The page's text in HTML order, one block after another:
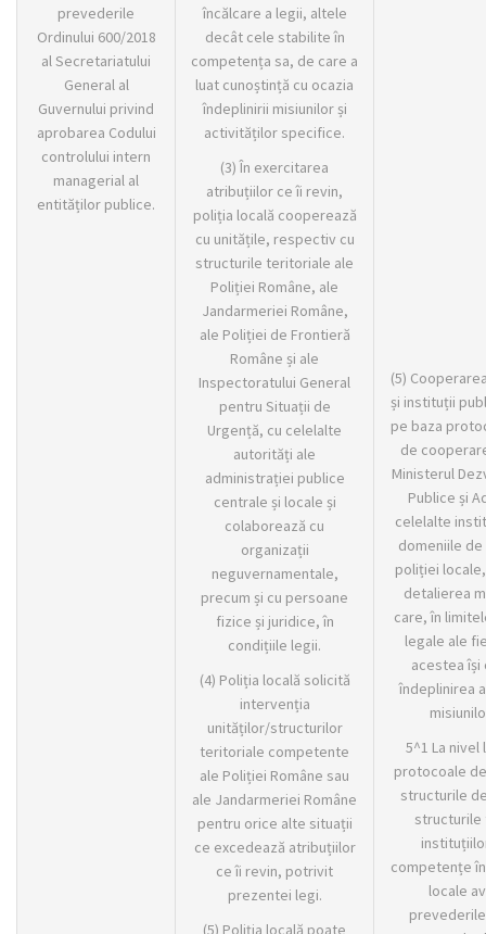
prevederile
Ordinului 600/2018
al Secretariatului
General al
Guvernului privind
aprobarea Codului
controlului intern
managerial al
entităților publice.
încălcare a legii, altele
decât cele stabilite în
competența sa, de care a
luat cunoștință cu ocazia
îndeplinirii misiunilor și
activităților specifice.
(3) În exercitarea
atribuțiilor ce îi revin,
poliția locală cooperează
cu unitățile, respectiv cu
structurile teritoriale ale
Poliției Române, ale
Jandarmeriei Române,
ale Poliției de Frontieră
Române și ale
Inspectoratului General
pentru Situații de
Urgență, cu celelalte
autorități ale
administrației publice
centrale și locale și
colaborează cu
organizații
neguvernamentale,
precum și cu persoane
fizice și juridice, în
condițiile legii.
(4) Poliția locală solicită
intervenția
unităților/structurilor
teritoriale competente
ale Poliției Române sau
ale Jandarmeriei Române
pentru orice alte situații
ce excedează atribuțiilor
ce îi revin, potrivit
prezentei legi.
(5) Poliția locală poate
(5)
și instituții
pe baza
de
Ministerul
Publice și
celelalte
domeniile
poliției
detalierea
care, în
legale ale
acestea își
îndeplinirea
5^1 La nivel
protocoale
structurile
structurile
competențe
locale